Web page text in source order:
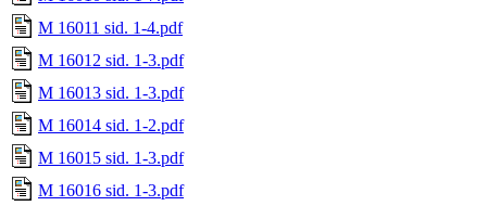
M 16011 sid. 1-4.pdf
M 16012 sid. 1-3.pdf
M 16013 sid. 1-3.pdf
M 16014 sid. 1-2.pdf
M 16015 sid. 1-3.pdf
M 16016 sid. 1-3.pdf